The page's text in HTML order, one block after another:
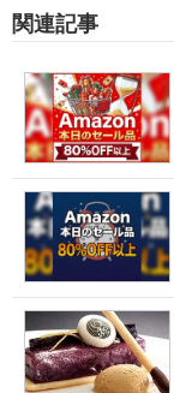
関連記事